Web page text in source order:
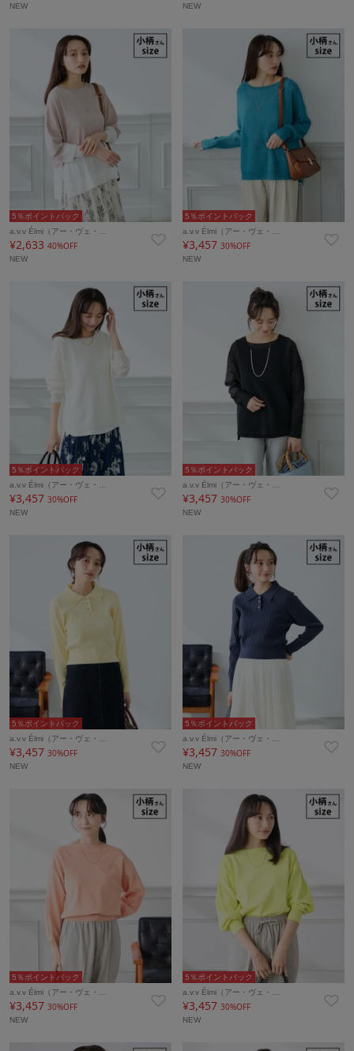
NEW NEW
5％ポイントバック
a.v.v Élmi（アー・ヴェ・…
¥2,633 40%OFF
NEW
5％ポイントバック
a.v.v Élmi（アー・ヴェ・…
¥3,45730%OFF
NEW
5％ポイントバック
a.v.v Élmi（アー・ヴェ・…
¥3,457 30%OFF
NEW
5％ポイントバック
a.v.v Élmi（アー・ヴェ・…
¥3,45730%OFF
NEW
5％ポイントバック
a.v.v Élmi（アー・ヴェ・…
¥3,457 30%OFF
NEW
5％ポイントバック
a.v.v Élmi（アー・ヴェ・…
¥3,45730%OFF
NEW
5％ポイントバック
a.v.v Élmi（アー・ヴェ・…
¥3,457 30%OFF
NEW
5％ポイントバック
a.v.v Élmi（アー・ヴェ・…
¥3,457 30%OFF
NEW